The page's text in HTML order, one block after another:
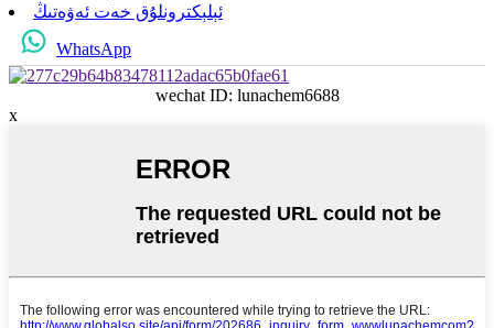
ئېلېكترونلۇق خەت ئەۋەتىڭ
WhatsApp
wechat ID: lunachem6688
x